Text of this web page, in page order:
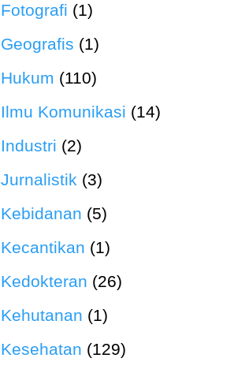
Fotografi (1)
Geografis (1)
Hukum (110)
Ilmu Komunikasi (14)
Industri (2)
Jurnalistik (3)
Kebidanan (5)
Kecantikan (1)
Kedokteran (26)
Kehutanan (1)
Kesehatan (129)